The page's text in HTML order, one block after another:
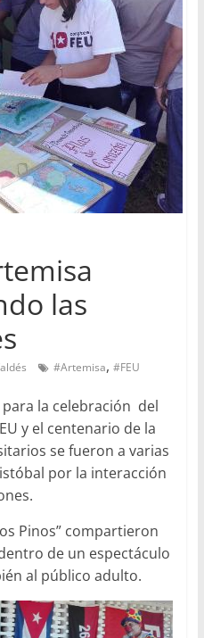
las
#Artemisa, #FEU
la celebración del
y el centenario de la
se fueron a varias
por la interacción
Pinos” compartieron
de un espectáculo
al público adulto.